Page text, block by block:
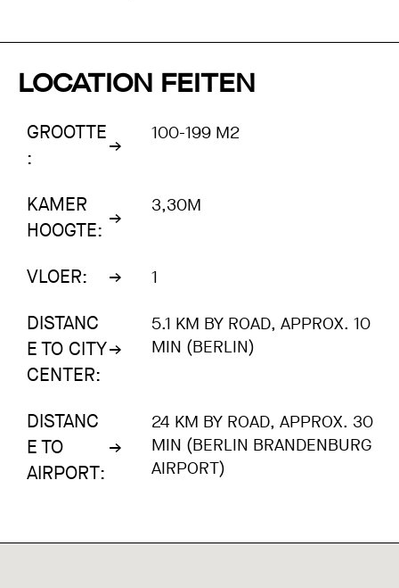
LOCATION FEITEN
GROOTTE
:
100-199 M2
KAMER
HOOGTE:
3,30M
VLOER: 1
DISTANC
E TO CITY
CENTER:
5.1 KM BY ROAD, APPROX. 10
MIN (BERLIN)
DISTANC
E TO
AIRPORT:
24 KM BY ROAD, APPROX. 30
MIN (BERLIN BRANDENBURG
AIRPORT)